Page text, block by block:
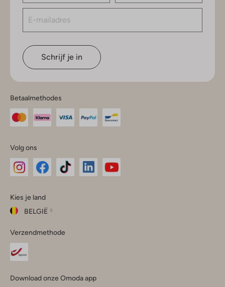
Schrijf je in
Betaalmethodes
Volg ons
InstagramFacebook
Kies je land
BELGIË
je
land
Verzendmethode
Download onze Omoda app